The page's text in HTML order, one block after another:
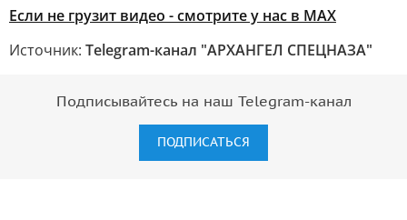
Если не грузит видео - смотрите у нас в MAX
Источник: Telegram-канал "АРХАНГЕЛ СПЕЦНАЗА"
Подписывайтесь на наш Telegram-канал
ПОДПИСАТЬСЯ